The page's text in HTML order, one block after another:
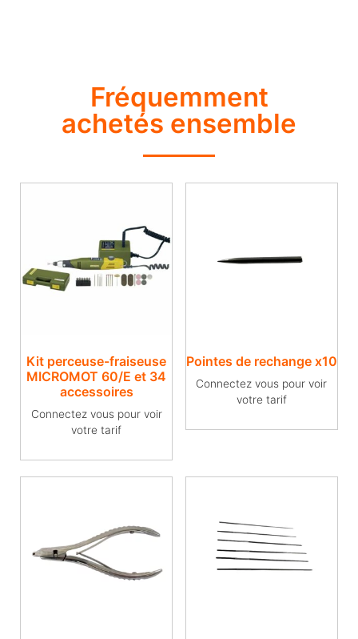
Fréquemment
achetés ensemble
Kit perceuse-fraiseuse
MICROMOT 60/E et 34
accessoires
Connectez vous pour voir
votre tarif
Pointes de rechange x10
Connectez vous pour voir
votre tarif